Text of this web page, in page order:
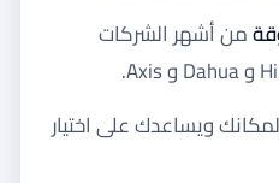
من أشهر الشركات
ويساعدك على اختيار